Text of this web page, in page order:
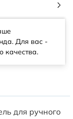
Для вас -
качества.
для ручного